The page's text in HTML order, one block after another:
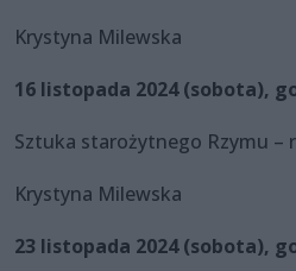
Krystyna Milewska
16 listopada 2024 (sobota),
Sztuka starożytnego Rzymu –
Krystyna Milewska
23 listopada 2024 (sobota),